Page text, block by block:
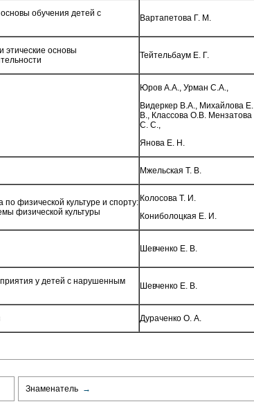
обучения детей с
Вартапетова Г. М.
этические основы
Тейтельбаум Е. Г.
Юров А.А., Урман С.А.,
Видеркер В.А., Михайлова Е.
В., Классова О.В. Мензатова
С. С.,
Янова Е. Н.
Мжельская Т. В.
физической культуре и спорту:
физической культуры
Колосова Т. И.
Кониболоцкая Е. И.
Шевченко Е. В.
у детей с нарушенным
Шевченко Е. В.
Дураченко О. А.
Знаменатель →